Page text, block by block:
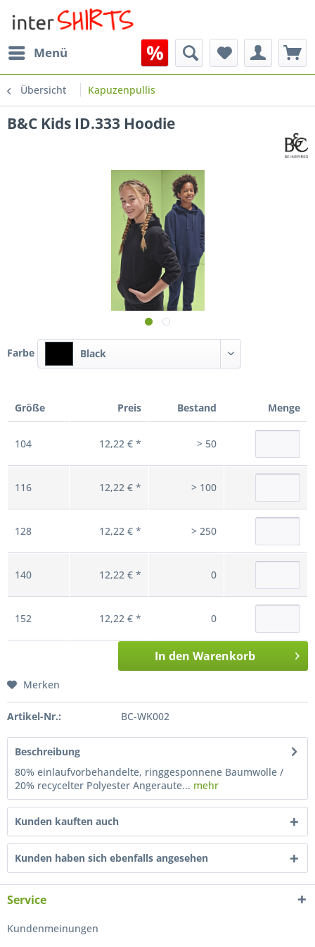
Menü
Übersicht Kapuzenpullis
B&C Kids ID.333 Hoodie
Farbe Black
Größe Preis Bestand Menge
104 12,22 € * > 50
116 12,22 € * > 100
128 12,22 € * > 250
140 12,22 € * 0
152 12,22 € * 0
In den Warenkorb
Merken
Artikel-Nr.: BC-WK002
Beschreibung
80% einlaufvorbehandelte, ringgesponnene Baumwolle /
20% recycelter Polyester Angeraute... mehr
Kunden kauften auch
Kunden haben sich ebenfalls angesehen
Service
Kundenmeinungen